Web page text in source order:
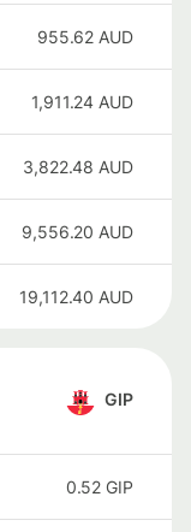
955.62 AUD
1,911.24 AUD
3,822.48 AUD
9,556.20 AUD
19,112.40 AUD
GIP
0.52 GIP